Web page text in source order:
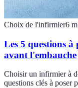
Choix de l'infirmier6
Les 5 questions
avant l'embauche
Choisir un infirmier à
questions clés à poser